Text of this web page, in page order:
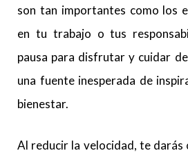
son tan importantes como los
en tu trabajo o tus
pausa para disfrutar y cuidar
una fuente inesperada de
bienestar.
Al reducir la velocidad, te darás